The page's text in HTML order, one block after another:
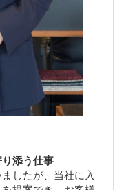
添う仕事
したが、当社に入